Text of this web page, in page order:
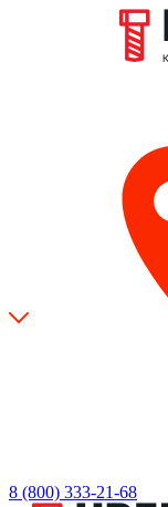
8 (800) 333-21-68